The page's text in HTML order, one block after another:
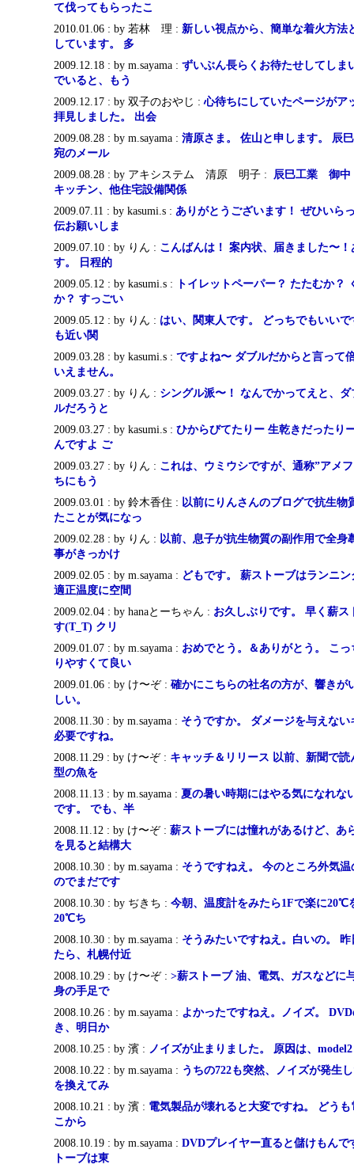
て伐ってもらったこ
2010.01.06 : by 若林 理 : 新しい視点から、簡単な着火方法
しています。 多
2009.12.18 : by m.sayama : ずいぶん長らくお待たせしてしま
でいると、もう
2009.12.17 : by 双子のおやじ : 心待ちにしていたページがア
拝見しました。 出会
2009.08.28 : by m.sayama : 清原さま。 佐山と申します。 辰
宛のメール
2009.08.28 : by アキシステム 清原 明子 :
辰巳工業 御
キッチン、他住宅設備関係
2009.07.11 : by kasumi.s : ありがとうございます！ ぜひいら
伝お願いしま
2009.07.10 : by りん : こんばんは！ 案内状、届きました〜
す。 日程的
2009.05.12 : by kasumi.s :
トイレットペーパー？ たたむか？
か？ すっごい
2009.05.12 : by りん : はい、関東人です。 どっちでもいい
も近い関
2009.03.28 : by kasumi.s : ですよね〜 ダブルだからと言って
いえません。
2009.03.27 : by りん : シングル派〜！ なんでかってえと、
ルだろうと
2009.03.27 : by kasumi.s : ひからびてたりー 生乾きだったり
んですよ ご
2009.03.27 : by りん : これは、ウミウシですが、通称”アメ
ちにもう
2009.03.01 : by 鈴木香住 : 以前にりんさんのブログで抗生物
たことが気になっ
2009.02.28 : by りん : 以前、息子が抗生物質の副作用で全身
事がきっかけ
2009.02.05 : by m.sayama : どもです。 薪ストーブはランニ
適正温度に空間
2009.02.04 : by hanaとーちゃん : お久しぶりです。 早く薪
す(T_T) クリ
2009.01.07 : by m.sayama : おめでとう。＆ありがとう。 こ
りやすくて良い
2009.01.06 : by け〜ぞ : 確かにこちらの社名の方が、響き
しい。
2008.11.30 : by m.sayama : そうですか。 ダメージを与えな
必要ですね。
2008.11.29 : by け〜ぞ : キャッチ＆リリース 以前、新聞で
型の魚を
2008.11.13 : by m.sayama : 夏の暑い時期にはやる気になれな
です。 でも、半
2008.11.12 : by け〜ぞ : 薪ストーブには憧れがあるけど、あ
を見ると結構大
2008.10.30 : by m.sayama : そうですねえ。 今のところ外気
のでまだです
2008.10.30 : by ぢきち : 今朝、温度計をみたら1Fで楽に20℃
20℃ち
2008.10.30 : by m.sayama : そうみたいですねえ。白いの。
たら、札幌付近
2008.10.29 : by け〜ぞ : >薪ストーブ 油、電気、ガスなどに
身の手足で
2008.10.26 : by m.sayama : よかったですねえ。ノイズ。
き、明日か
2008.10.25 : by 濱 : ノイズが止まりました。 原因は、
2008.10.22 : by m.sayama : うちの722も突然、ノイズが発生
を換えてみ
2008.10.21 : by 濱 : 電気製品が壊れると大変ですね。 どう
こから
2008.10.19 : by m.sayama : DVDプレイヤー直ると儲けもんで
トーブは東